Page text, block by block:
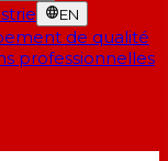
EN
de qualité
professionnelles